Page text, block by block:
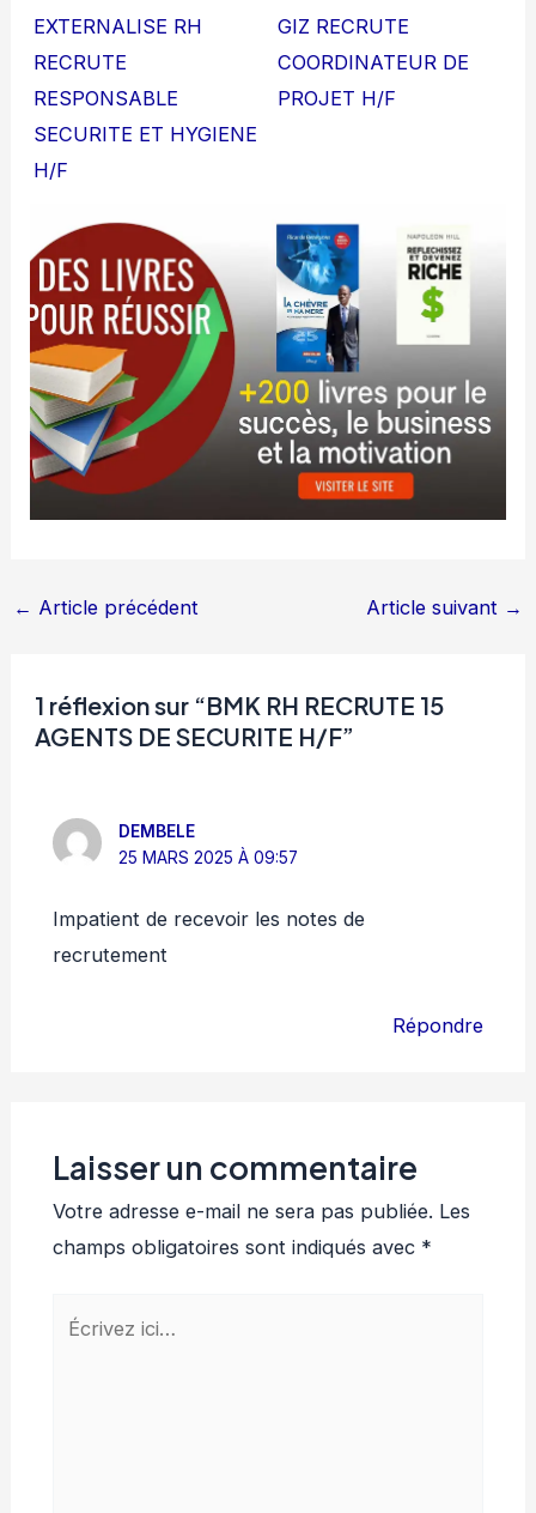
EXTERNALISE RH
RECRUTE
RESPONSABLE
SECURITE ET HYGIENE
H/F
GIZ RECRUTE
COORDINATEUR DE
PROJET H/F
← Article précédent Article suivant →
1 réflexion sur “BMK RH RECRUTE 15
AGENTS DE SECURITE H/F”
DEMBELE
25 MARS 2025 À 09:57
Impatient de recevoir les notes de
recrutement
Répondre
Laisser un commentaire
Votre adresse e-mail ne sera pas publiée. Les
champs obligatoires sont indiqués avec *
Écrivez